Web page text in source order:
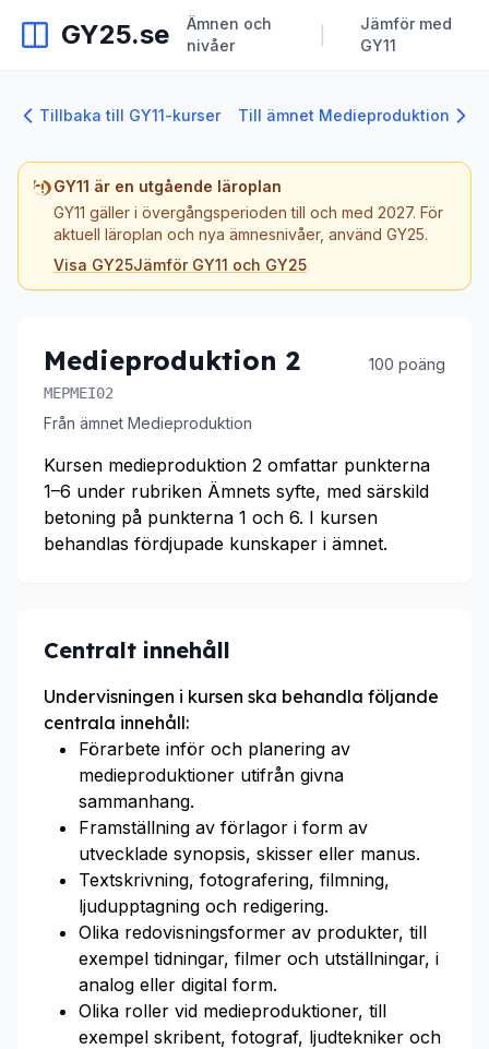
GY25.se
Ämnen och
nivåer
Jämför med
GY11
Tillbaka till GY11-kurser Till ämnet Medieproduktion
GY11 är en utgående läroplan
GY11 gäller i övergångsperioden till och med 2027. För
aktuell läroplan och nya ämnesnivåer, använd GY25.
Visa GY25Jämför GY11 och GY25
Medieproduktion 2 100 poäng
MEPMEI02
Från ämnet Medieproduktion
Kursen medieproduktion 2 omfattar punkterna
1–6 under rubriken Ämnets syfte, med särskild
betoning på punkterna 1 och 6. I kursen
behandlas fördjupade kunskaper i ämnet.
Centralt innehåll
Undervisningen i kursen ska behandla följande
centrala innehåll:
Förarbete inför och planering av
medieproduktioner utifrån givna
sammanhang.
Framställning av förlagor i form av
utvecklade synopsis, skisser eller manus.
Textskrivning, fotografering, filmning,
ljudupptagning och redigering.
Olika redovisningsformer av produkter, till
exempel tidningar, filmer och utställningar, i
analog eller digital form.
Olika roller vid medieproduktioner, till
exempel skribent, fotograf, ljudtekniker och